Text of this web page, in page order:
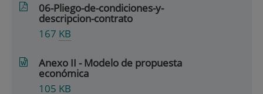
06-Pliego-de-condiciones-y-
descripcion-contrato
167 KB
Anexo II - Modelo de propuesta
económica
105 KB